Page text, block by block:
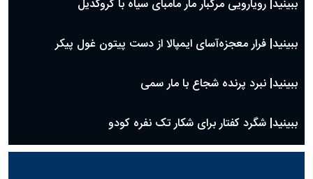
ببینید| رویارویی مرگبار مار مامبای سیاه با کروکدیل
ببینید| فرار معجزه‌آسای ایمپالا از دست پیتون غول پیکر
ببینید| نبرد پرنده شجاع با مار سمی